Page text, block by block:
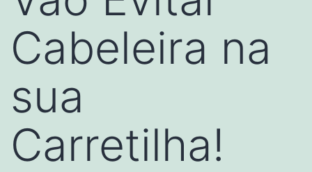
Cabeleira na
sua
Carretilha!